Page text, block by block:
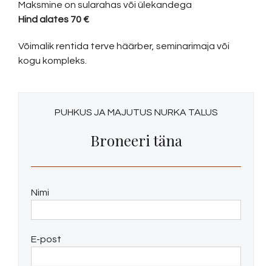
Maksmine on sularahas või ülekandega
Hind alates 70 €
Võimalik rentida terve häärber, seminarimaja või
kogu kompleks.
PUHKUS JA MAJUTUS NURKA TALUS
Broneeri täna
Nimi
E-post